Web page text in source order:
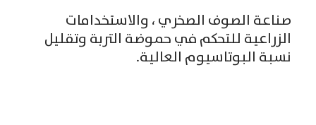
صناعة الصوف الصخري ، والاستخدامات
الزراعية للتحكم في حموضة التربة وتقليل
نسبة البوتاسيوم العالية.